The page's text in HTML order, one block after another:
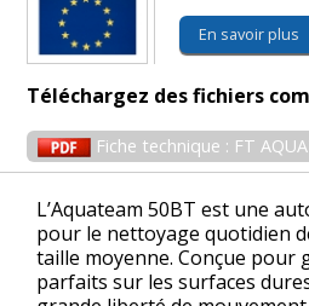
En savoir plus
Téléchargez des fichiers
Fiche technique : FT
L’Aquateam 50BT est une
pour le nettoyage quotidien
taille moyenne. Conçue pour
parfaits sur les surfaces